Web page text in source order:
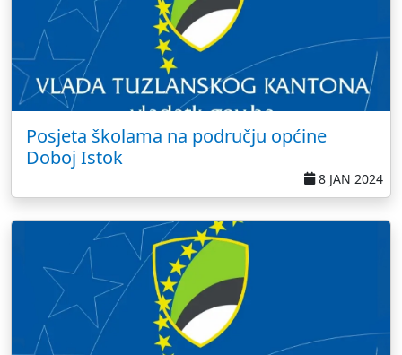
Posjeta školama na području općine
Doboj Istok
8 JAN 2024